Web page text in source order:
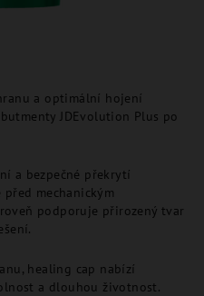
a optimální hojení
JDEvolution Plus po
a bezpečné překrytí
mechanickým
podporuje přirozený tvar
healing cap nabízí
a dlouhou životnost.